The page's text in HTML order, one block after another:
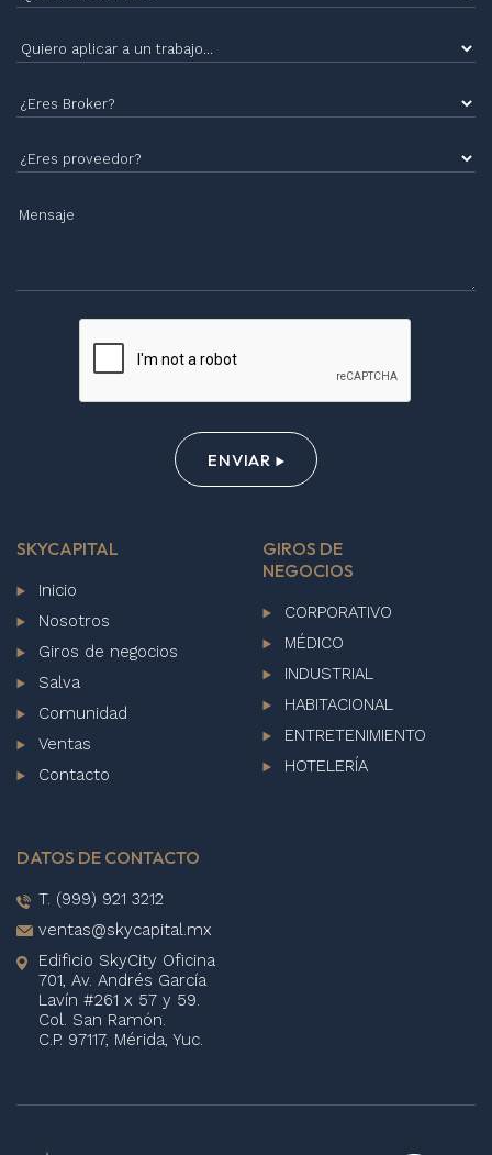
ENVIAR
SKYCAPITAL
Inicio
Nosotros
Giros de negocios
Salva
Comunidad
Ventas
Contacto
GIROS DE
NEGOCIOS
CORPORATIVO
MÉDICO
INDUSTRIAL
HABITACIONAL
ENTRETENIMIENTO
HOTELERÍA
DATOS DE CONTACTO
T. (999) 921 3212
ventas@skycapital.mx
Edificio SkyCity Oficina
701, Av. Andrés García
Lavín #261 x 57 y 59.
Col. San Ramón.
C.P. 97117, Mérida, Yuc.